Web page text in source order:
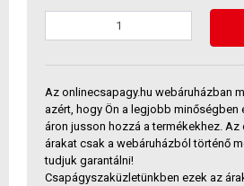
Az onlinecsapagy.hu webáruházban
azért, hogy Ön a legjobb minőségben
áron jusson hozzá a termékekhez.
árakat csak a webáruházból történő
tudjuk garantálni!
Csapágyszaküzletünkben ezek az